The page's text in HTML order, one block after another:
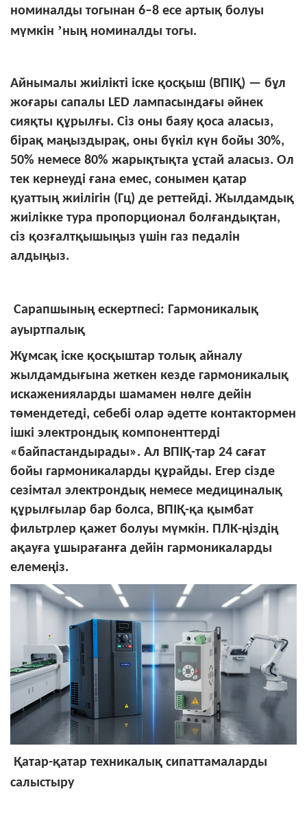
номиналды тогынан 6–8 есе артық болуы
мүмкін ’ның номиналды тогы.
Айнымалы жиілікті іске қосқыш (ВПІҚ) — бұл
жоғары сапалы LED лампасындағы әйнек
сияқты құрылғы. Сіз оны баяу қоса аласыз,
бірақ маңыздырақ, оны бүкіл күн бойы 30%,
50% немесе 80% жарықтықта ұстай аласыз. Ол
тек кернеуді ғана емес, сонымен қатар
қуаттың жиілігін (Гц) де реттейді. Жылдамдық
жиілікке тура пропорционал болғандықтан,
сіз қозғалтқышыңыз үшін газ педалін
алдыңыз.
Сарапшының ескертпесі: Гармоникалық
ауыртпалық
Жұмсақ іске қосқыштар толық айналу
жылдамдығына жеткен кезде гармоникалық
искаженияларды шамамен нөлге дейін
төмендетеді, себебі олар әдетте контактормен
ішкі электрондық компоненттерді
«байпастандырады». Ал ВПІҚ-тар 24 сағат
бойы гармоникаларды құрайды. Егер сізде
сезімтал электрондық немесе медициналық
құрылғылар бар болса, ВПІҚ-қа қымбат
фильтрлер қажет болуы мүмкін. ПЛК-ңіздің
ақауға ұшырағанға дейін гармоникаларды
елемеңіз.
Қатар-қатар техникалық сипаттамаларды
салыстыру